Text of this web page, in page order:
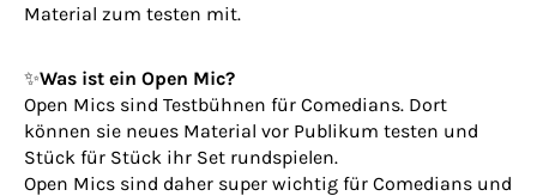
Material zum testen mit.
✨Was ist ein Open Mic?
Open Mics sind Testbühnen für Comedians. Dort
können sie neues Material vor Publikum testen und
Stück für Stück ihr Set rundspielen.
Open Mics sind daher super wichtig für Comedians und